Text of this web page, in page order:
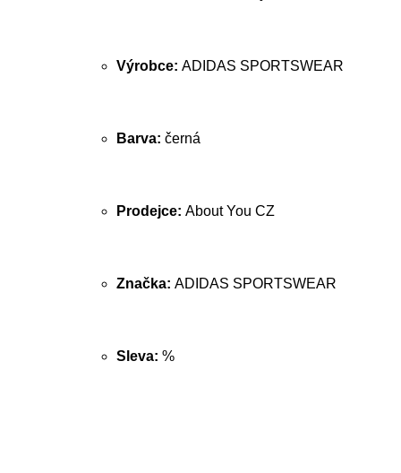
Výrobce: ADIDAS SPORTSWEAR
Barva: černá
Prodejce: About You CZ
Značka: ADIDAS SPORTSWEAR
Sleva: %